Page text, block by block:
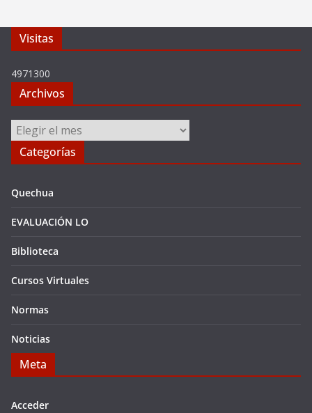
Visitas
4971300
Archivos
Archivos
Categorías
Quechua
EVALUACIÓN LO
Biblioteca
Cursos Virtuales
Normas
Noticias
Meta
Acceder